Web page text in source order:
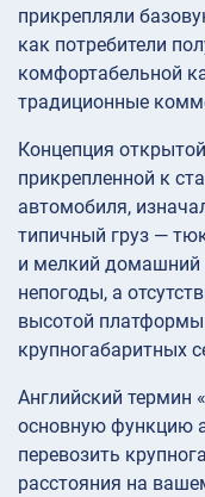
прикрепляли
как потребители
комфортабельной
традиционные
Концепция
прикрепленной к
автомобиля,
типичный груз —
и мелкий домашний
непогоды, а
высотой платформы
крупногабаритных
Английский термин
основную функцию
перевозить
расстояния на